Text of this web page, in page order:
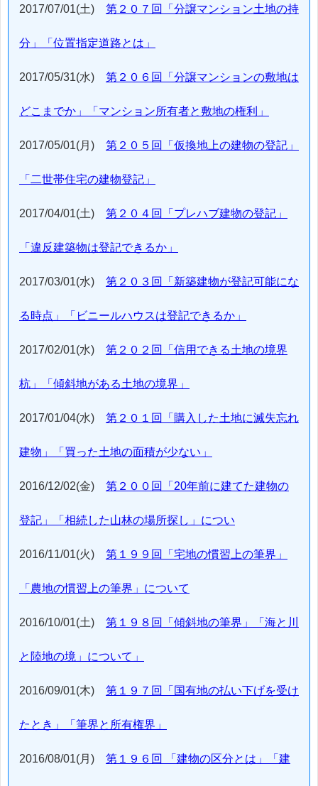
2017/07/01(土) 第２０７回「分譲マンション土地の持
分」「位置指定道路とは」
2017/05/31(水) 第２０６回「分譲マンションの敷地は
どこまでか」「マンション所有者と敷地の権利」
2017/05/01(月) 第２０５回「仮換地上の建物の登記」
「二世帯住宅の建物登記」
2017/04/01(土) 第２０４回「プレハブ建物の登記」
「違反建築物は登記できるか」
2017/03/01(水) 第２０３回「新築建物が登記可能にな
る時点」「ビニールハウスは登記できるか」
2017/02/01(水) 第２０２回「信用できる土地の境界
杭」「傾斜地がある土地の境界」
2017/01/04(水) 第２０１回「購入した土地に滅失忘れ
建物」「買った土地の面積が少ない」
2016/12/02(金) 第２００回「20年前に建てた建物の
登記」「相続した山林の場所探し」につい
2016/11/01(火) 第１９９回「宅地の慣習上の筆界」
「農地の慣習上の筆界」について
2016/10/01(土) 第１９８回「傾斜地の筆界」「海と川
と陸地の境」について」
2016/09/01(木) 第１９７回「国有地の払い下げを受け
たとき」「筆界と所有権界」
2016/08/01(月) 第１９６回 「建物の区分とは」「建